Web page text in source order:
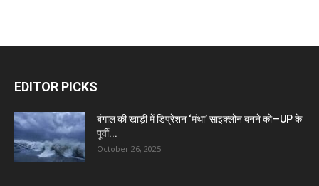
EDITOR PICKS
बंगाल की खाड़ी में डिप्रेशन ‘मंथा’ साइक्लोन बनने को—UP के
पूर्वी...
October 26, 2025